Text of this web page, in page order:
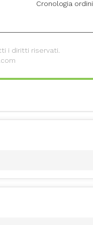
Cronologia ordini
i diritti riservati.